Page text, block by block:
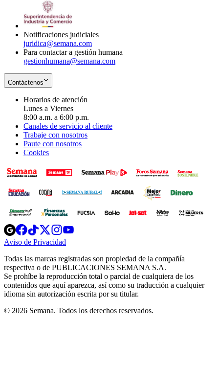
Notificaciones judiciales
juridica@semana.com
Para contactar a gestión humana
gestionhumana@semana.com
Contáctenos
Horarios de atención
Lunes a Viernes
8:00 a.m. a 6:00 p.m.
Canales de servicio al cliente
Trabaje con nosotros
Paute con nosotros
Cookies
Opens
in
new
Opens
in
new
Opens
in
new
window
Opens
new
windowwindow
Aviso de Privacidad
new
window
Todas las marcas registradas son propiedad de la compañía
respectiva o de PUBLICACIONES SEMANA S.A.
Se prohíbe la reproducción total o parcial de cualquiera de los
contenidos que aquí aparezca, así como su traducción a cualquier
idioma sin autorización escrita por su titular.
© 2026 Semana. Todos los derechos reservados.